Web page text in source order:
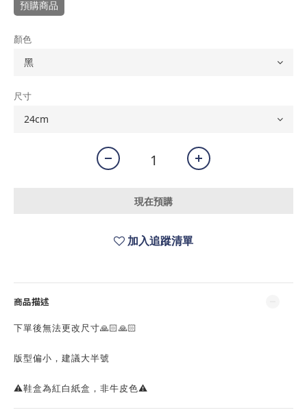
預購商品
顏色
尺寸
現在預購
加入追蹤清單
商品描述
下單後無法更改尺寸🙏🏻🙏🏻
版型偏小，建議大半號
⚠️鞋盒為紅白紙盒，非牛皮色⚠️